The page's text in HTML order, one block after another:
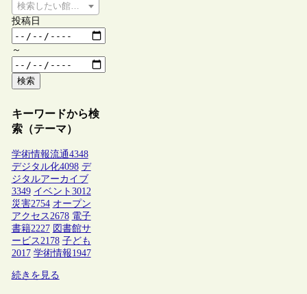
検索したい館種を選択してください
投稿日
～
検索
キーワードから検
索（テーマ）
学術情報流通4348
デジタル化4098 デ
ジタルアーカイブ
3349 イベント 3012
災害2754 オープン
アクセス 2678 電子
書籍2227 図書館サ
ービス 2178 子ども
2017 学術情報1947
続きを見る